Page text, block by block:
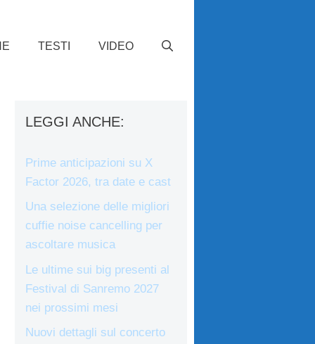
TESTI VIDEO
LEGGI ANCHE:
Prime anticipazioni su X
Factor 2026, tra date e cast
Una selezione delle migliori
cuffie noise cancelling per
ascoltare musica
Le ultime sui big presenti al
Festival di Sanremo 2027
nei prossimi mesi
Nuovi dettagli sul concerto